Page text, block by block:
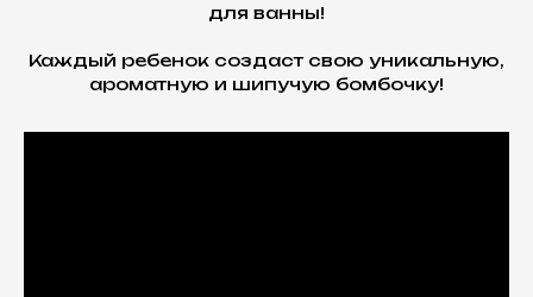
для ванны!
Каждый ребенок создаст свою уникальную,
ароматную и шипучую бомбочку!